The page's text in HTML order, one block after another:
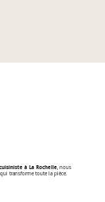
à La Rochelle, nous
transforme toute la pièce.